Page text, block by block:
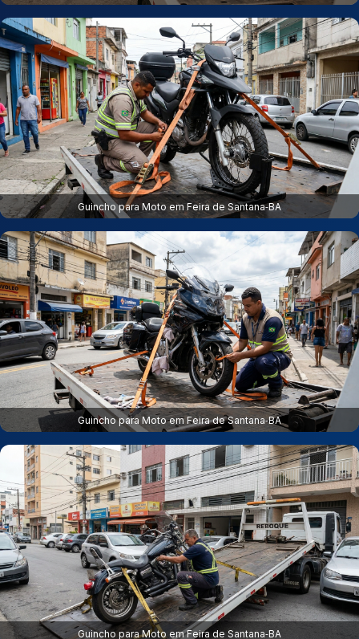
Guincho para Moto em Feira de Santana‑BA
Guincho para Moto em Feira de Santana‑BA
Guincho para Moto em Feira de Santana‑BA